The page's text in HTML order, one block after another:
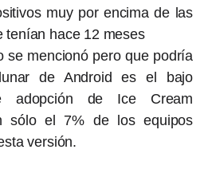
muy por encima de las
tenían hace 12 meses
se mencionó pero que podría
de Android es el bajo
adopción de Ice Cream
sólo el 7% de los equipos
versión.